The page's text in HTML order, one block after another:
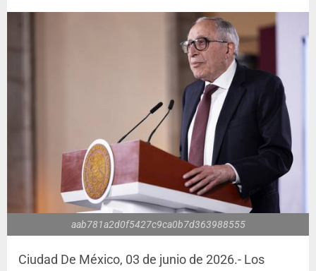
aab781a2d0f5427c9ca0b7d363988555
Ciudad De México, 03 de junio de 2026.- Los